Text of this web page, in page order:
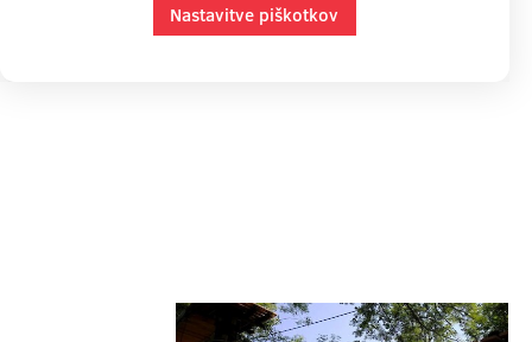
Nastavitve piškotkov